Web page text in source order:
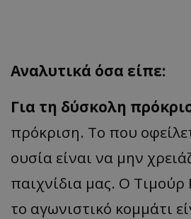
Αναλυτικά όσα είπε:
Για τη δύσκολη
πρόκριση. Το που
ουσία είναι να μην
παιχνίδια μας. Ο Τιμούρ
το αγωνιστικό κομμάτι